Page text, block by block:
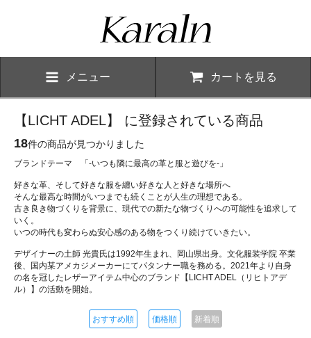
メニュー カートを見る
【LICHT ADEL】 に登録されている商品
18件の商品が見つかりました
ブランドテーマ 「-いつも隣に最高の革と服と遊びを-」
好きな革、そして好きな服を纏い好きな人と好きな場所へ
そんな最高な時間がいつまでも続くことが人生の理想である。
古き良き物づくりを背景に、現代での新たな物づくりへの可能性を追求して
いく。
いつの時代も変わらぬ安心感のある物をつくり続けていきたい。
デザイナーの土師 光貴氏は1992年生まれ、岡山県出身。文化服装学院 卒業
後、国内某アメカジメーカーにてパタンナー職を務める。2021年より自身
の名を冠したレザーアイテム中心のブランド【LICHT ADEL（リヒトアデ
ル）】の活動を開始。
おすすめ順 価格順 新着順